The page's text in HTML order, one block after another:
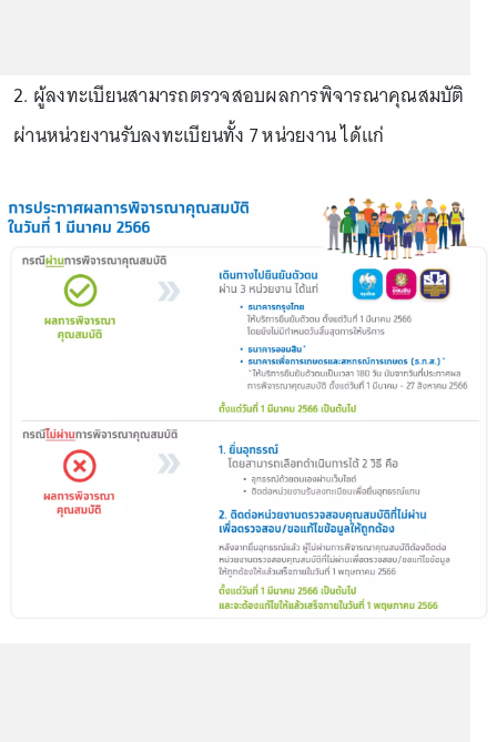
2. ผู้ลงทะเบียนสามารถตรวจสอบผลการพิจารณาคุณสมบัติ
ผ่านหน่วยงานรับลงทะเบียนทั้ง 7 หน่วยงาน ได้แก่